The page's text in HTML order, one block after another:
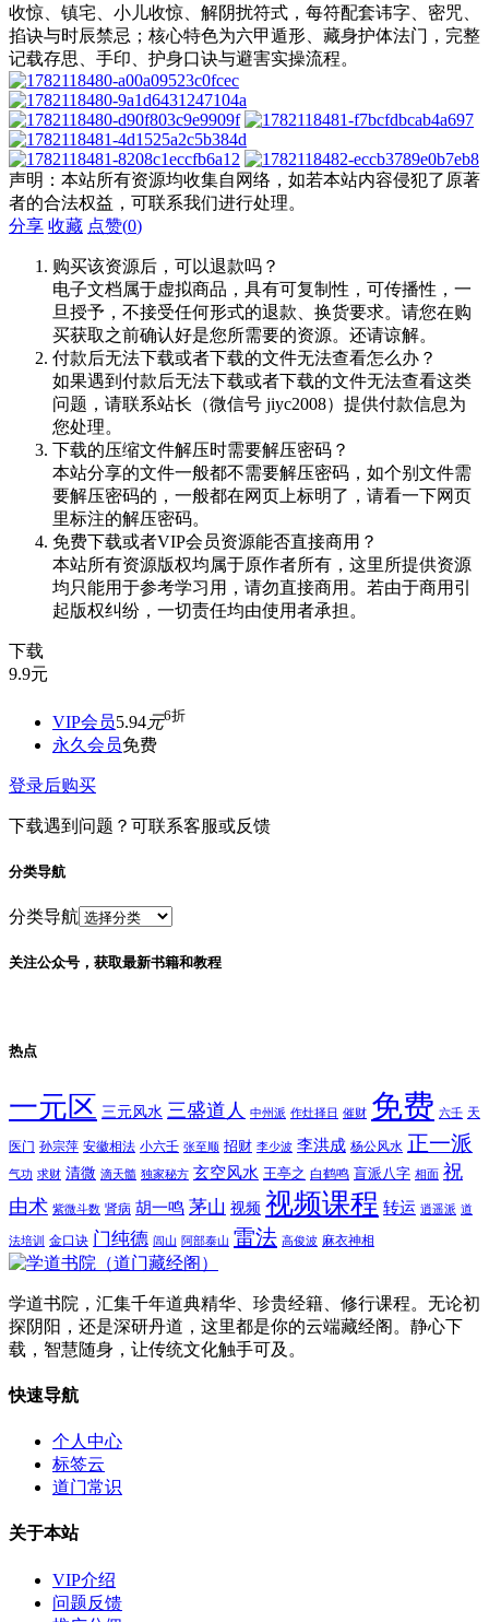
收惊、镇宅、小儿收惊、解阴扰符式，每符配套讳字、密咒、
掐诀与时辰禁忌；核心特色为六甲遁形、藏身护体法门，完整
记载存思、手印、护身口诀与避害实操流程。
声明：本站所有资源均收集自网络，如若本站内容侵犯了原著
者的合法权益，可联系我们进行处理。
分享 收藏 点赞(0)
购买该资源后，可以退款吗？
电子文档属于虚拟商品，具有可复制性，可传播性，一
旦授予，不接受任何形式的退款、换货要求。请您在购
买获取之前确认好是您所需要的资源。还请谅解。
付款后无法下载或者下载的文件无法查看怎么办？
如果遇到付款后无法下载或者下载的文件无法查看这类
问题，请联系站长（微信号 jiyc2008）提供付款信息为
您处理。
下载的压缩文件解压时需要解压密码？
本站分享的文件一般都不需要解压密码，如个别文件需
要解压密码的，一般都在网页上标明了，请看一下网页
里标注的解压密码。
免费下载或者VIP会员资源能否直接商用？
本站所有资源版权均属于原作者所有，这里所提供资源
均只能用于参考学习用，请勿直接商用。若由于商用引
起版权纠纷，一切责任均由使用者承担。
下载
9.9元
VIP会员5.94元6折
永久会员免费
登录后购买
下载遇到问题？可联系客服或反馈
分类导航
分类导航
关注公众号，获取最新书籍和教程
热点
一元区 三元风水 三盛道人 中州派 作灶择日 催财 免费 六壬 天
医门 孙宗萍 安徽相法 小六壬 张至顺 招财 李少波 李洪成 杨公风水 正一派
气功 求财 清微 滴天髓 独家秘方 玄空风水 王亭之 白鹤鸣 盲派八字 相面 祝
由术 紫微斗数 肾病 胡一鸣 茅山 视频 视频课程 转运 逍遥派 道
法培训 金口诀 门纯德 闾山 阿部泰山 雷法 高俊波 麻衣神相
学道书院，汇集千年道典精华、珍贵经籍、修行课程。无论初
探阴阳，还是深研丹道，这里都是你的云端藏经阁。静心下
载，智慧随身，让传统文化触手可及。
快速导航
个人中心
标签云
道门常识
关于本站
VIP介绍
问题反馈